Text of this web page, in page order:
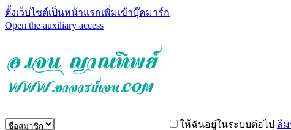
ตั้งเว็บไซต์เป็นหน้าแรกเพิ่มเข้าบุ๊คมาร์ก
Open the auxiliary access
ให้ฉันอยู่ในระบบต่อไป ลื